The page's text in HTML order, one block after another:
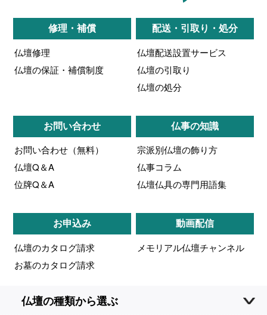
修理・補償
仏壇修理
仏壇の保証・補償制度
配送・引取り・処分
仏壇配送設置サービス
仏壇の引取り
仏壇の処分
お問い合わせ
お問い合わせ（無料）
仏壇Q＆A
位牌Q＆A
仏事の知識
宗派別仏壇の飾り方
仏事コラム
仏壇仏具の専門用語集
お申込み
仏壇のカタログ請求
お墓のカタログ請求
動画配信
メモリアル仏壇チャンネル
仏壇の種類から選ぶ